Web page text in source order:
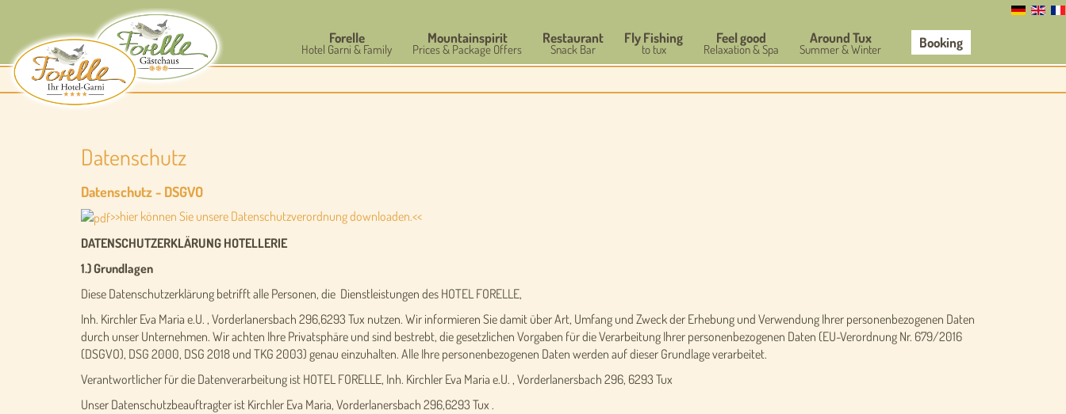
Forelle
Hotel Garni & Family
Mountainspirit
Prices & Package Offers
Restaurant
Snack Bar
Fly Fishing
to tux
Feel good
Relaxation & Spa
Around Tux
Summer & Winter Booking
Datenschutz
Datenschutz - DSGVO
>>hier können Sie unsere Datenschutzverordnung downloaden.<<
DATENSCHUTZERKLÄRUNG HOTELLERIE
1.) Grundlagen
Diese Datenschutzerklärung betrifft alle Personen, die Dienstleistungen des HOTEL FORELLE,
Inh. Kirchler Eva Maria e.U. , Vorderlanersbach 296,6293 Tux nutzen. Wir informieren Sie damit über Art, Umfang und Zweck der Erhebung und Verwendung Ihrer personenbezogenen Daten
durch unser Unternehmen. Wir achten Ihre Privatsphäre und sind bestrebt, die gesetzlichen Vorgaben für die Verarbeitung Ihrer personenbezogenen Daten (EU-Verordnung Nr. 679/2016
(DSGVO), DSG 2000, DSG 2018 und TKG 2003) genau einzuhalten. Alle Ihre personenbezogenen Daten werden auf dieser Grundlage verarbeitet.
Verantwortlicher für die Datenverarbeitung ist HOTEL FORELLE, Inh. Kirchler Eva Maria e.U. , Vorderlanersbach 296, 6293 Tux
Unser Datenschutzbeauftragter ist Kirchler Eva Maria, Vorderlanersbach 296,6293 Tux .